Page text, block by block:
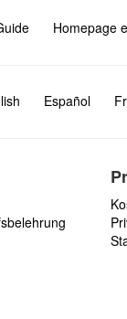
Homepage
Español